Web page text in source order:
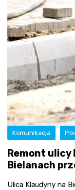
Komunikacja
Remont ulicy
Bielanach
Ulica Klaudyny na